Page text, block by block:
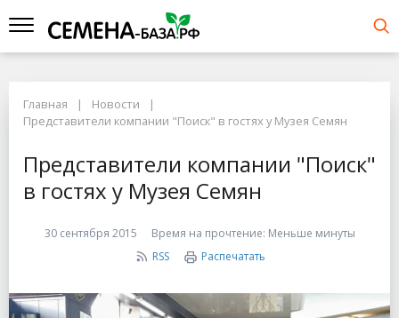
Главная
Новости
Представители компании "Поиск" в гостях у Музея Семян
Представители компании "Поиск"
в гостях у Музея Семян
30 сентября 2015 Время на прочтение: Меньше минуты
RSS
Распечатать